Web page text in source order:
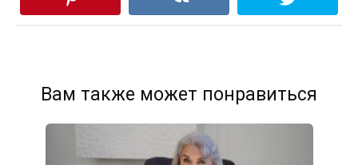
Вам также может понравиться